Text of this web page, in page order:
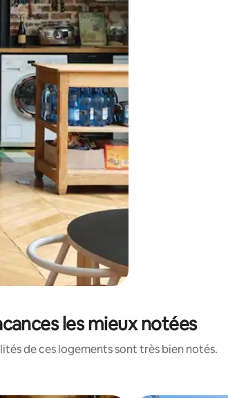
dessus et en les faisant glisser.
les mieux notées
de ces logements sont très bien notés.